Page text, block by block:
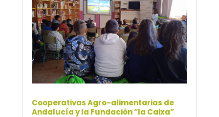
Cooperativas Agro-alimentarias de
Andalucía y la Fundación “la Caixa”